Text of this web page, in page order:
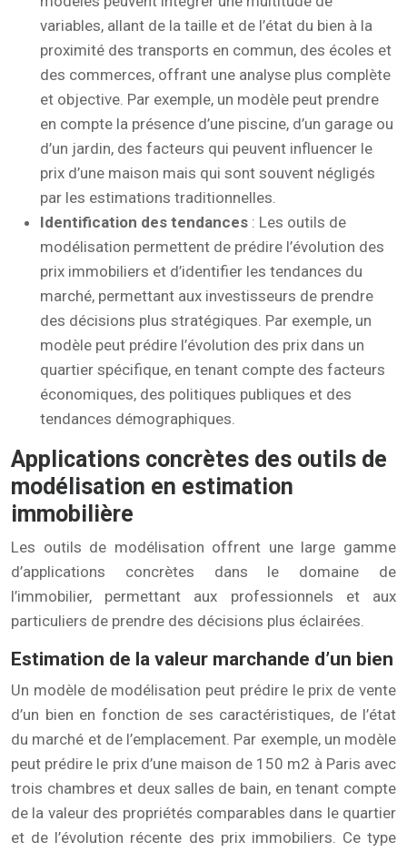
variables, allant de la taille et de l’état du bien à la
proximité des transports en commun, des écoles et
des commerces, offrant une analyse plus complète
et objective. Par exemple, un modèle peut prendre
en compte la présence d’une piscine, d’un garage ou
d’un jardin, des facteurs qui peuvent influencer le
prix d’une maison mais qui sont souvent négligés
par les estimations traditionnelles.
Identification des tendances : Les outils de
modélisation permettent de prédire l’évolution des
prix immobiliers et d’identifier les tendances du
marché, permettant aux investisseurs de prendre
des décisions plus stratégiques. Par exemple, un
modèle peut prédire l’évolution des prix dans un
quartier spécifique, en tenant compte des facteurs
économiques, des politiques publiques et des
tendances démographiques.
Applications concrètes des outils de
modélisation en estimation
immobilière
Les outils de modélisation offrent une large gamme
d’applications concrètes dans le domaine de
l’immobilier, permettant aux professionnels et aux
particuliers de prendre des décisions plus éclairées.
Estimation de la valeur marchande d’un bien
Un modèle de modélisation peut prédire le prix de vente
d’un bien en fonction de ses caractéristiques, de l’état
du marché et de l’emplacement. Par exemple, un modèle
peut prédire le prix d’une maison de 150 m2 à Paris avec
trois chambres et deux salles de bain, en tenant compte
de la valeur des propriétés comparables dans le quartier
et de l’évolution récente des prix immobiliers. Ce type